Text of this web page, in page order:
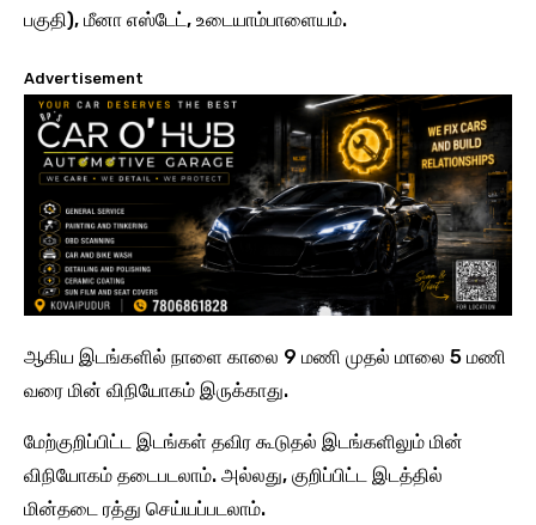
பகுதி), மீனா எஸ்டேட், உடையாம்பாளையம்.
Advertisement
ஆகிய இடங்களில் நாளை காலை 9 மணி முதல் மாலை 5 மணி
வரை மின் விநியோகம் இருக்காது.
மேற்குறிப்பிட்ட இடங்கள் தவிர கூடுதல் இடங்களிலும் மின்
விநியோகம் தடைபடலாம். அல்லது, குறிப்பிட்ட இடத்தில்
மின்தடை ரத்து செய்யப்படலாம்.